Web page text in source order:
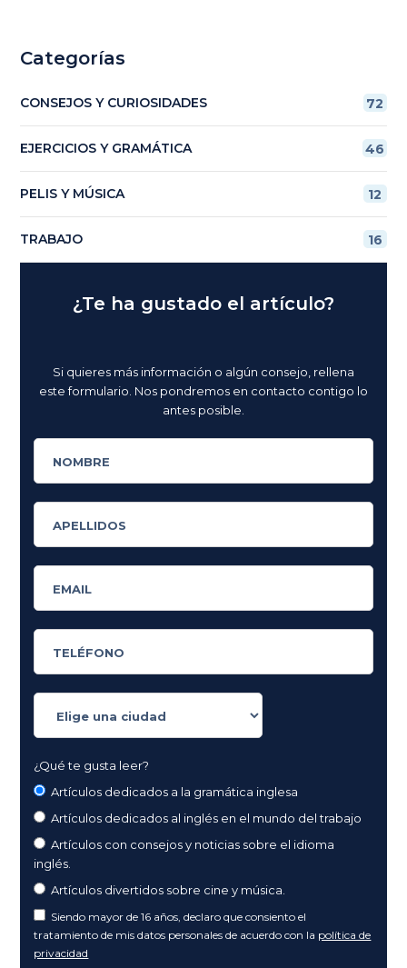
Categorías
CONSEJOS Y CURIOSIDADES 72
EJERCICIOS Y GRAMÁTICA 46
PELIS Y MÚSICA 12
TRABAJO 16
¿Te ha gustado el artículo?
Si quieres más información o algún consejo, rellena
este formulario. Nos pondremos en contacto contigo lo
antes posible.
¿Qué te gusta leer?
Artículos dedicados a la gramática inglesa
Artículos dedicados al inglés en el mundo del trabajo
Artículos con consejos y noticias sobre el idioma
inglés.
Artículos divertidos sobre cine y música.
Siendo mayor de 16 años, declaro que consiento el
tratamiento de mis datos personales de acuerdo con la política de
privacidad